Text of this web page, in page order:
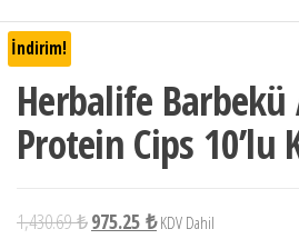
İndirim!
Herbalife Barbekü
Protein Cips 10’lu
1,430.69₺975.25 ₺ KDV Dahil